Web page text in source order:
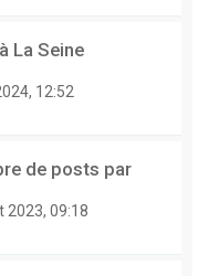
La Seine
12:52
de posts par
2023, 09:18